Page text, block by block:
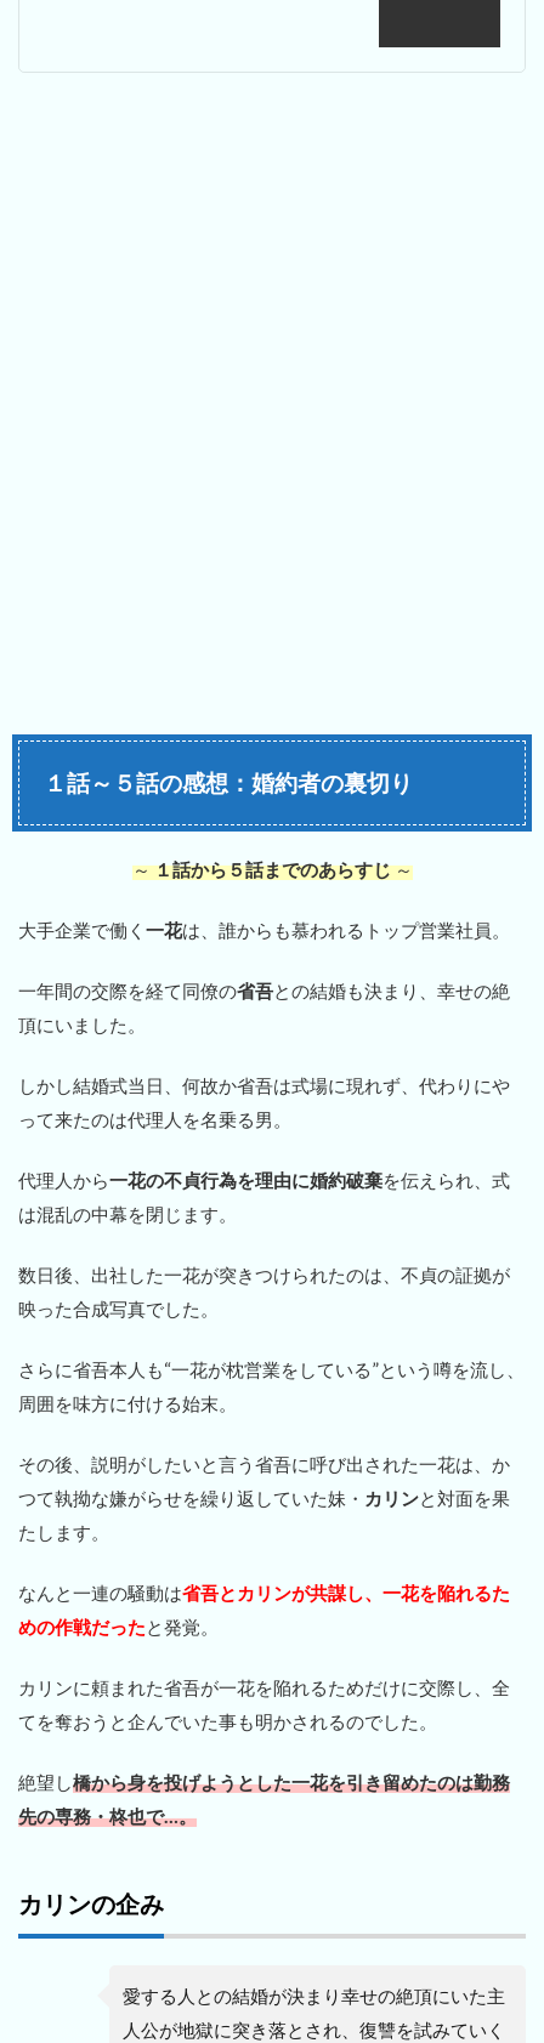
１話～５話の感想：婚約者の裏切り
～１話から５話までのあらすじ～
大手企業で働く 一花は、誰からも慕われるトップ営業社員。
一年間の交際を経て同僚の省吾との結婚も決まり、幸せの絶
頂にいました。
しかし結婚式当日、何故か省吾は式場に現れず、代わりにや
って来たのは代理人を名乗る男。
代理人から一花の不貞行為を理由に婚約破棄を伝えられ、式
は混乱の中幕を閉じます。
数日後、出社した一花が突きつけられたのは、不貞の証拠が
映った合成写真でした。
さらに省吾本人も“一花が枕営業をしている”という噂を流し、
周囲を味方に付ける始末。
その後、説明がしたいと言う省吾に呼び出された一花は、か
つて執拗な嫌がらせを繰り返していた妹・ カリンと対面を果
たします。
なんと一連の騒動は省吾とカリンが共謀し、一花を陥れるた
めの作戦だったと発覚。
カリンに頼まれた省吾が一花を陥れるためだけに交際し、全
てを奪おうと企んでいた事も明かされるのでした。
絶望し橋から身を投げようとした一花を引き留めたのは勤務
先の専務・柊也で…。
カリンの企み
愛する人との結婚が決まり幸せの絶頂にいた主
人公が地獄に突き落とされ、復讐を試みていく